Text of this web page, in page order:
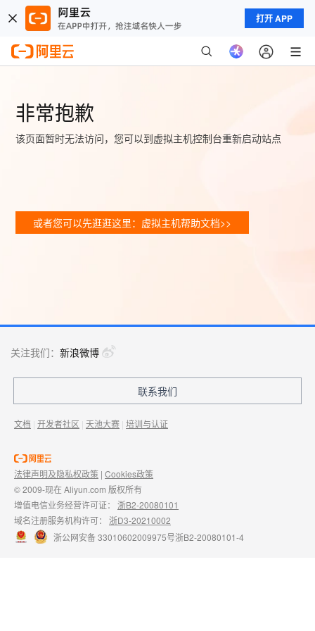
打开 APP
非常抱歉
该页面暂时无法访问，您可以到虚拟主机控制台重新启动站点
或者您可以先逛逛这里：虚拟主机帮助文档>>